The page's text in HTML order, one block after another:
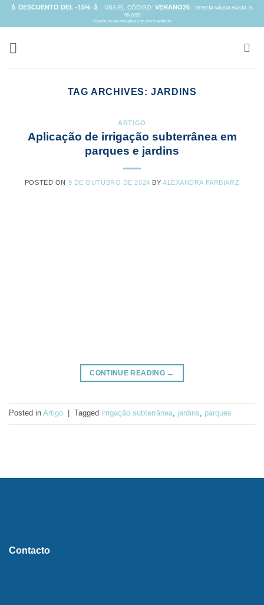
Skip💧 DESCUENTO DEL -15% 💧 - USA EL CÓDIGO: VERANO26 - OFERTA VÁLIDA HASTA 15-
08-2026
*Cupón no acumulable con envío gratuito
TAG ARCHIVES: JARDINS
ARTIGO
Aplicação de irrigação subterrânea em
parques e jardins
POSTED ON 9 DE OUTUBRO DE 2024 BY ALEXANDRA FARBIARZ
CONTINUE READING →
Posted in Artigo Tagged irrigação subterrânea, jardins, parques
Contacto